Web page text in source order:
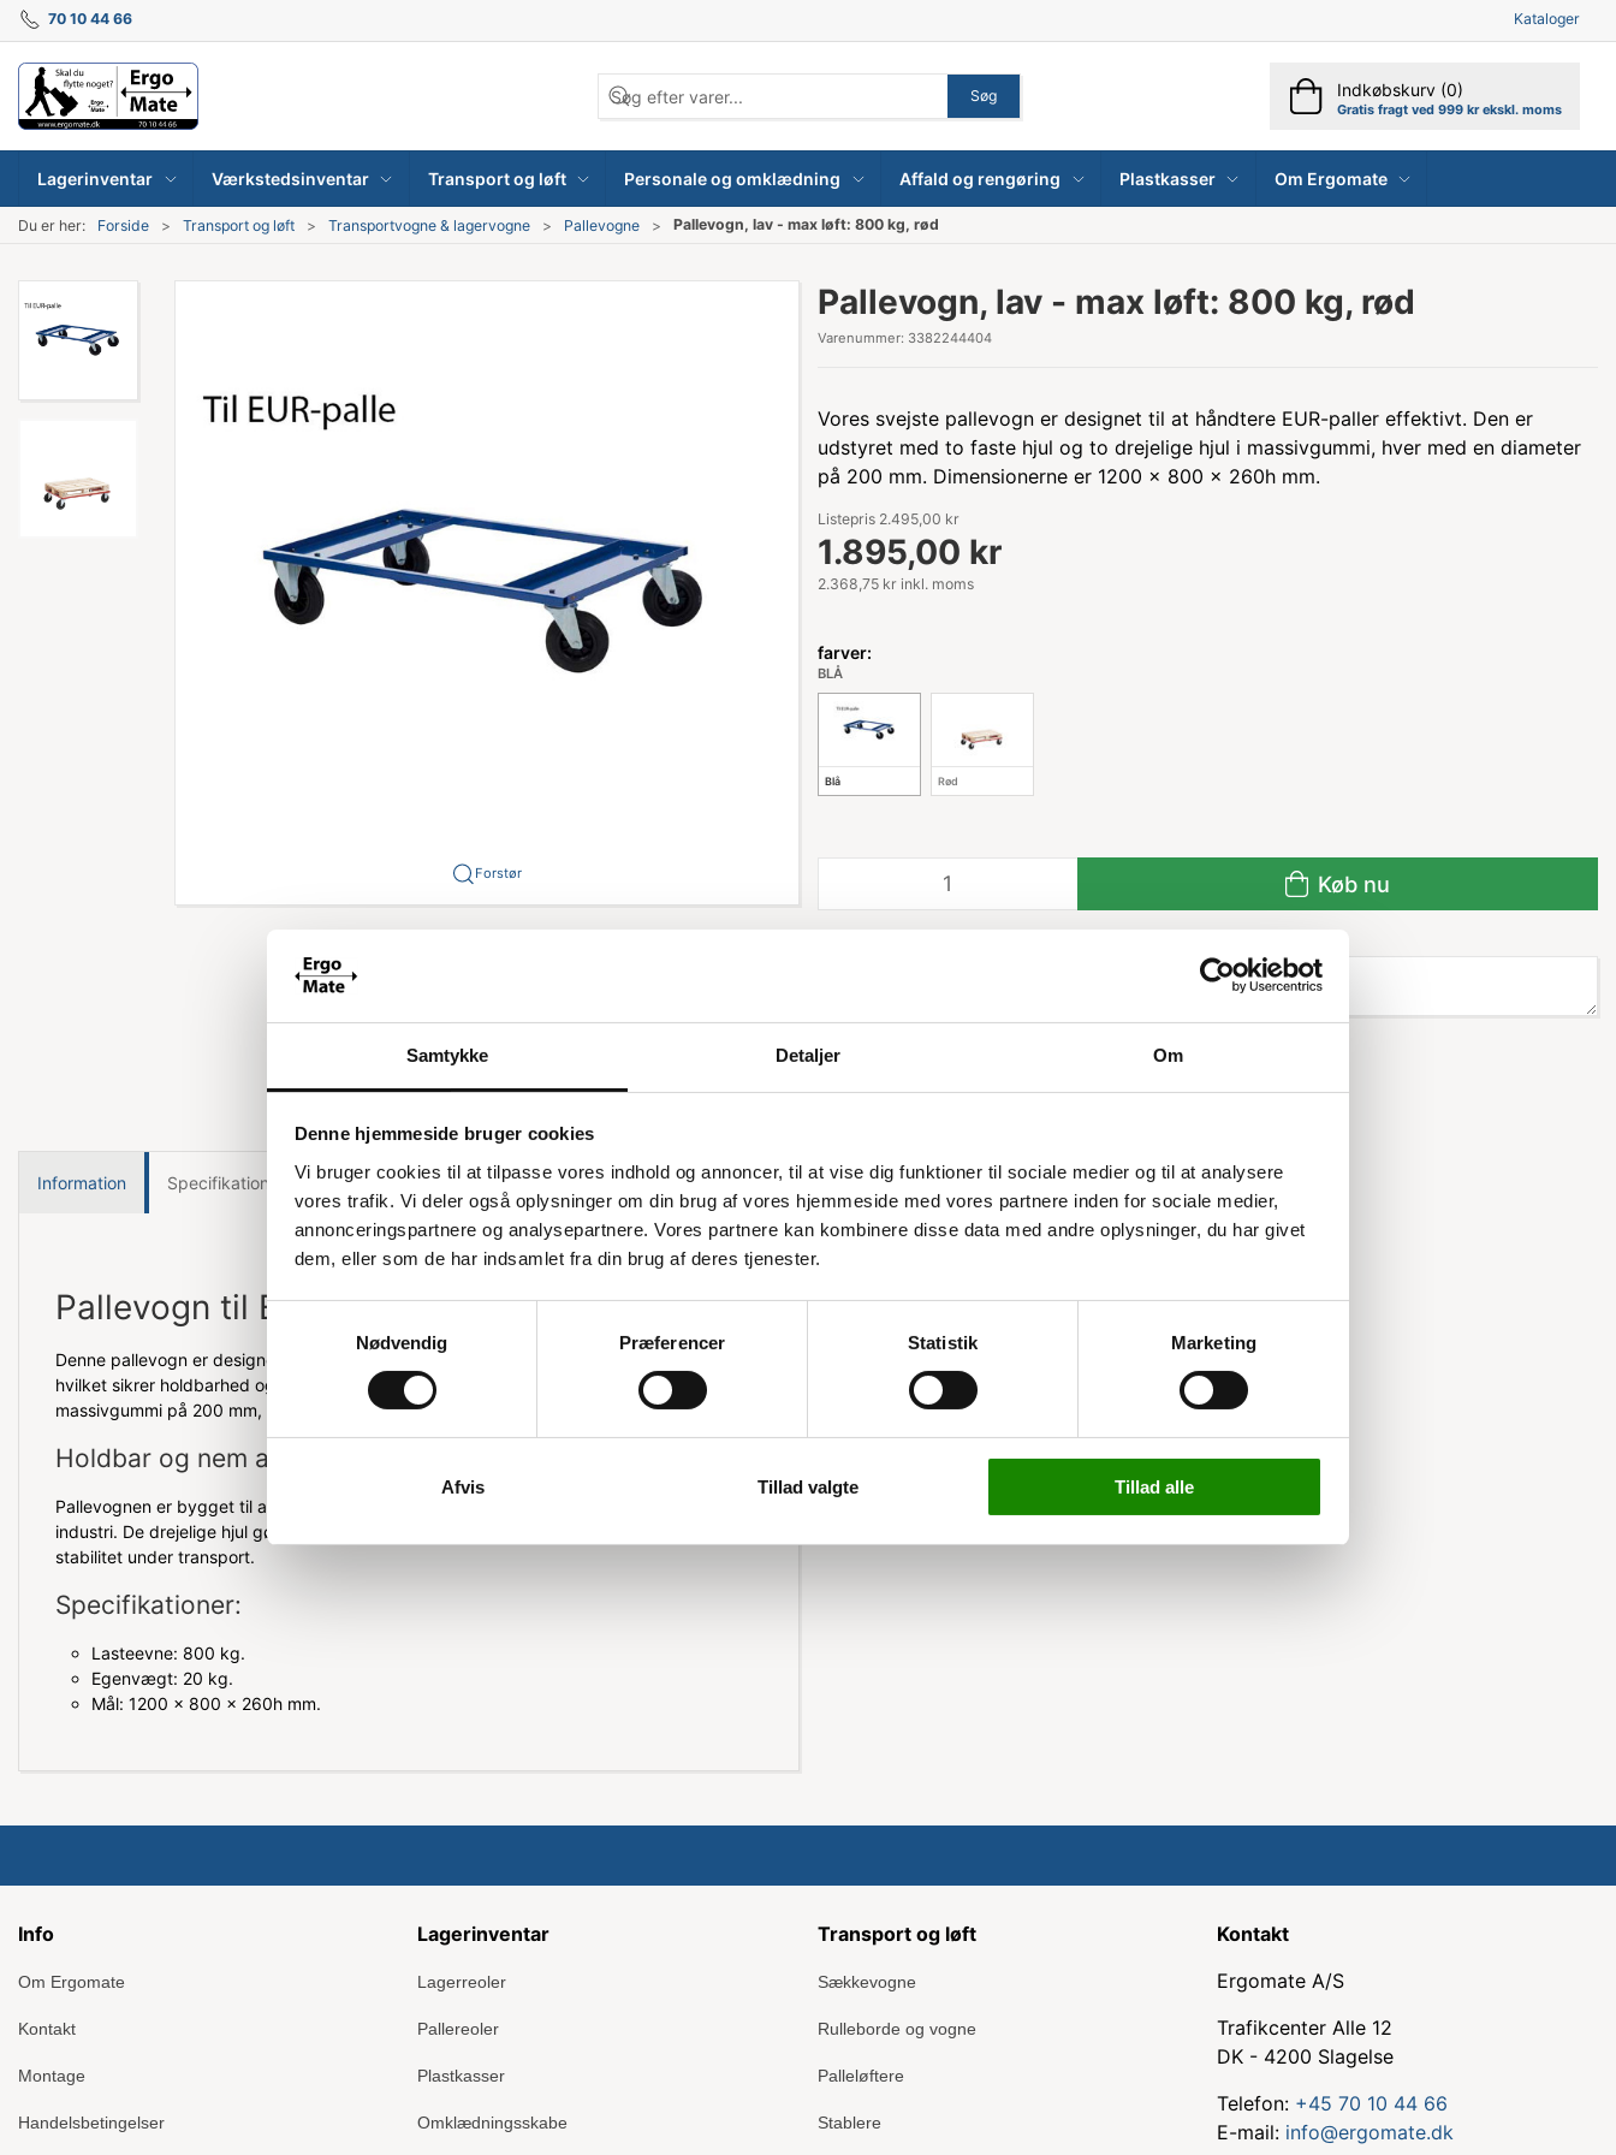
Samtykke Detaljer Om
Denne hjemmeside bruger cookies
Vi bruger cookies til at tilpasse vores indhold og annoncer, til at vise dig funktioner til sociale medier og til at analysere
vores trafik. Vi deler også oplysninger om din brug af vores hjemmeside med vores partnere inden for sociale medier,
annonceringspartnere og analysepartnere. Vores partnere kan kombinere disse data med andre oplysninger, du har givet
dem, eller som de har indsamlet fra din brug af deres tjenester.
Samtykkevalg
Nødvendig
Præferencer Statistik Marketing
Afvis Tillad valgte Tillad alle
70 10 44 66 Kataloger
Søg Indkøbskurv (0)
Gratis fragt ved 999 kr ekskl. moms
Lagerinventar Værkstedsinventar Transport og løft Personale og omklædning Affald og rengøring Plastkasser Om Ergomate
Du er her: Forside Transport og løft Transportvogne & lagervogne Pallevogne Pallevogn, lav - max løft: 800 kg, rød
Forstør
Pallevogn, lav - max løft: 800 kg, rød
Varenummer: 3382244404
Vores svejste pallevogn er designet til at håndtere EUR-paller effektivt. Den er
udstyret med to faste hjul og to drejelige hjul i massivgummi, hver med en diameter
på 200 mm. Dimensionerne er 1200 x 800 x 260h mm.
Listepris 2.495,00 kr
1.895,00 kr
2.368,75 kr inkl. moms
farver:
BLÅ
Blå Rød
Køb nu
Information Specifikationer
Pallevogn til EUR-paller
Denne pallevogn er designet til at håndtere EUR-paller effektivt. Den er robust og svejst,
hvilket sikrer holdbarhed og stabilitet under brug. Med sine 2 faste og 2 drejelige hjul i
massivgummi på 200 mm, er den nem at manøvrere, selv med tung last.
Holdbar og nem at manøvrere
Pallevognen er bygget til at klare tunge opgaver og er derfor ideel til både lager og
industri. De drejelige hjul gør det let at navigere i trange rum, mens de faste hjul sikrer
stabilitet under transport.
Specifikationer:
Lasteevne: 800 kg.
Egenvægt: 20 kg.
Mål: 1200 x 800 x 260h mm.
Info
Om Ergomate
Kontakt
Montage
Handelsbetingelser
Lagerinventar
Lagerreoler
Pallereoler
Plastkasser
Omklædningsskabe
Transport og løft
Sækkevogne
Rulleborde og vogne
Palleløftere
Stablere
Kontakt
Ergomate A/S
Trafikcenter Alle 12
DK - 4200 Slagelse
Telefon: +45 70 10 44 66
E-mail: info@ergomate.dk